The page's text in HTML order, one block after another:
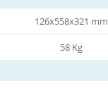
126x558x321 mm
58 Kg